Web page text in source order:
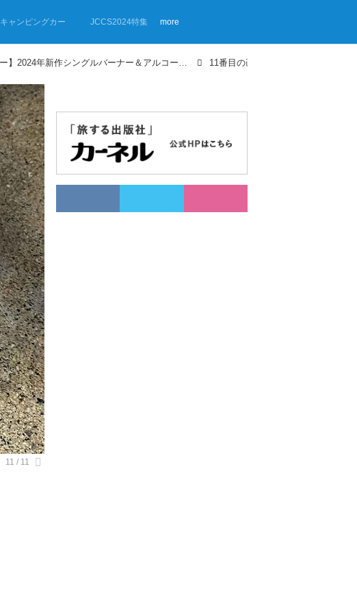
キャンピングカー JCCS2024特集 more
【画像ギャラリー】2024年新作シングルバーナー＆アルコールバーナー用アイテム4選 車中泊キャンプにおすすめ！ 11番目の画像